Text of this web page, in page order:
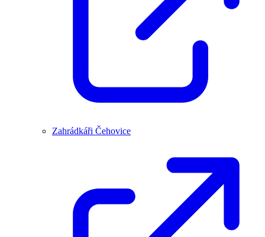
Zahrádkáři Čehovice